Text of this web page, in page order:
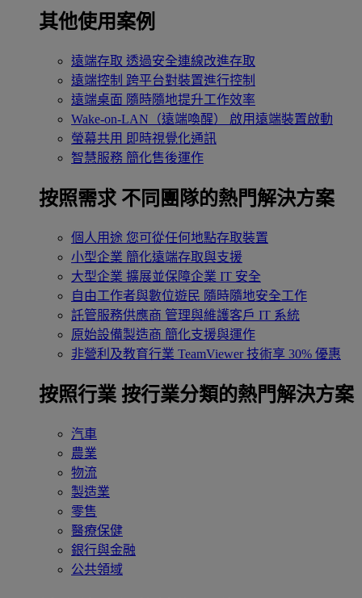
其他使用案例
遠端存取 透過安全連線改進存取
遠端控制 跨平台對裝置進行控制
遠端桌面 隨時隨地提升工作效率
Wake-on-LAN（遠端喚醒）
啟用遠端裝置啟動
螢幕共用 即時視覺化通訊
智慧服務 簡化售後運作
按照需求 不同團隊的熱門解決方案
個人用途 您可從任何地點存取裝置
小型企業 簡化遠端存取與支援
大型企業 擴展並保障企業 IT 安全
自由工作者與數位遊民 隨時隨地安全工作
託管服務供應商 管理與維護客戶 IT 系統
原始設備製造商 簡化支援與運作
非營利及教育行業 TeamViewer 技術享 30% 優惠
按照行業 按行業分類的熱門解決方案
汽車
農業
物流
製造業
零售
醫療保健
銀行與金融
公共領域